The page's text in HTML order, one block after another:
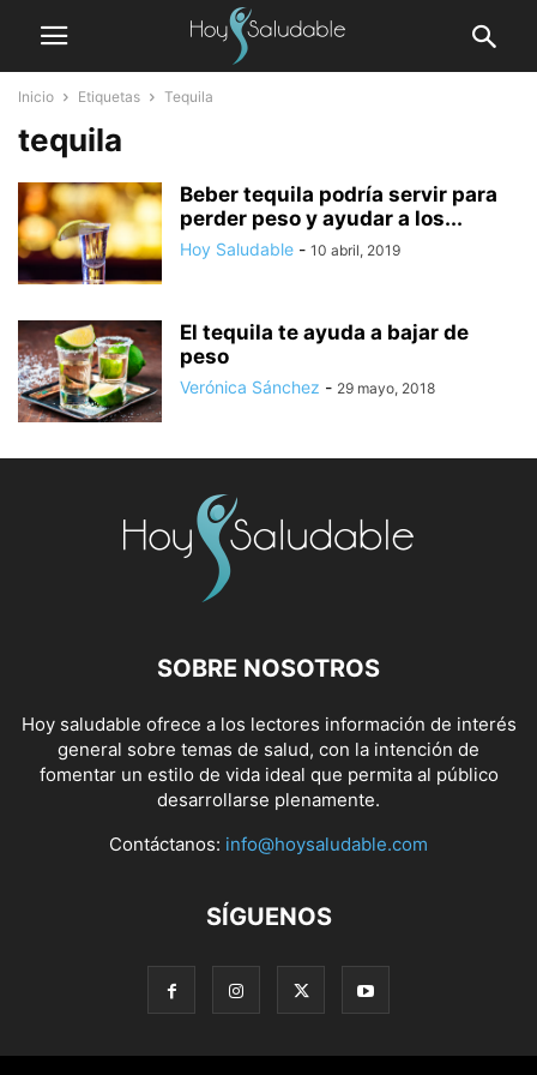
Inicio Etiquetas Tequila
tequila
Beber tequila podría servir para
perder peso y ayudar a los...
Hoy Saludable - 10 abril, 2019
El tequila te ayuda a bajar de
peso
Verónica Sánchez - 29 mayo, 2018
SOBRE NOSOTROS
Hoy saludable ofrece a los lectores información de interés
general sobre temas de salud, con la intención de
fomentar un estilo de vida ideal que permita al público
desarrollarse plenamente.
Contáctanos: info@hoysaludable.com
SÍGUENOS